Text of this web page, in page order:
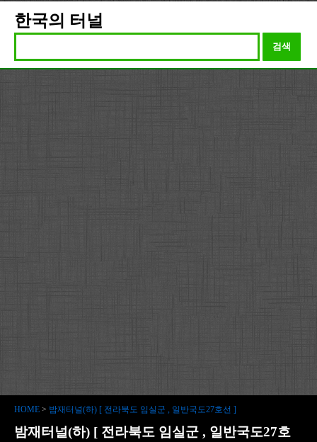
한국의 터널
검색
HOME > 밤재터널(하) [ 전라북도 임실군 , 일반국도27호선 ]
밤재터널(하) [ 전라북도 임실군 , 일반국도27호